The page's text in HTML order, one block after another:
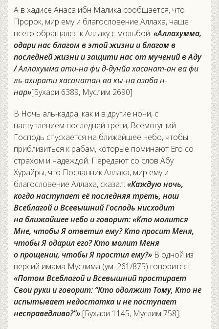
А в хадисе Анаса ибн Малика сообщается, что
Пророк, мир ему и благословение Аллаха, чаще
всего обращался к Аллаху с мольбой: «Аллахумма,
одари нас благом в этой жизни и благом в
последней жизни и защити нас от мучений в Аду
/Аллахумма ати-на фи д-дунйа хасанат-ан ва фи
ль-ахирати хасанатан ва кы-на азаба н-
нар»[Бухари 6389, Муслим 2690]
В Ночь аль-кадра, как и в другие ночи, с
наступлением последней трети, Всемогущий
Господь спускается на ближайшее небо, чтобы
приблизиться к рабам, которые поминают Его со
страхом и надеждой. Передают со слов Абу
Хурайры, что Посланник Аллаха, мир ему и
благословение Аллаха, сказал: «Каждую ночь,
когда наступает её последняя треть, наш
Всеблагой и Всевышний Господь нисходит
на ближайшее небо и говорит: «Кто молится
Мне, чтобы Я ответил ему? Кто просит Меня,
чтобы Я одарил его? Кто молит Меня
о прощении, чтобы Я простил ему?» В одной из
версий имама Муслима (ум. 261/875) говорится:
«Потом Всеблагой и Всевышний простирает
Свои руки и говорит: “Кто одолжит Тому, Кто не
испытывает недостатка и не поступает
несправедливо?”» [Бухари 1145, Муслим 758].